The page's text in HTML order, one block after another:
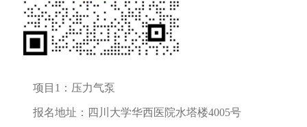
项目1：压力气泵
报名地址：四川大学华西医院水塔楼4005号